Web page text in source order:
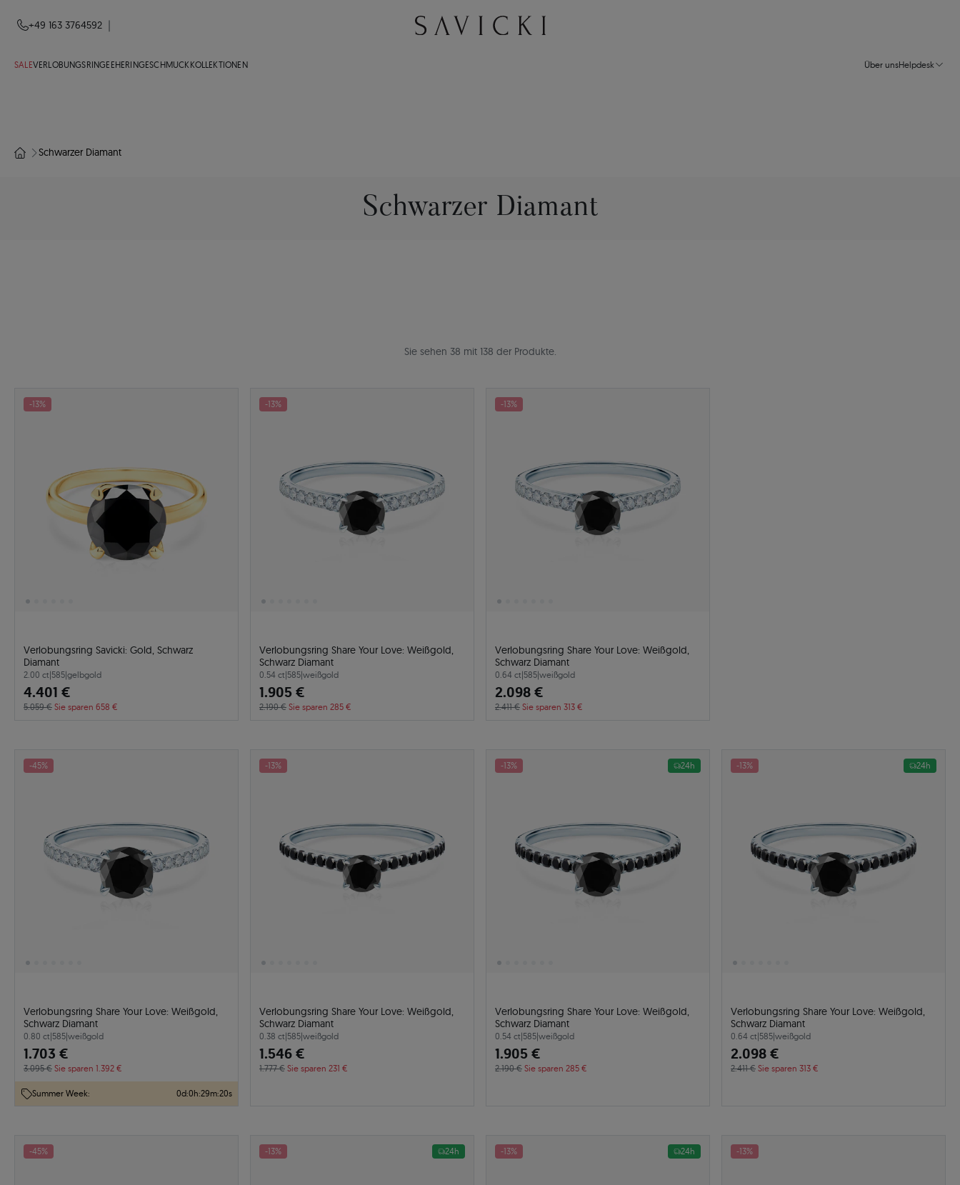
+49 163 3764592
SALEVERLOBUNGSRINGE EHERINGESCHMUCKKOLLEKTIONEN Über unsHelpdesk
Schwarzer Diamant
Schwarzer Diamant
Sie sehen 38 mit 138 der Produkte.
-13%
Verlobungsring Savicki: Gold, Schwarz
Diamant
2.00 ct|585|gelbgold
4.401 €
5.059 € Sie sparen 658 €
-13%
Verlobungsring Share Your Love: Weißgold,
Schwarz Diamant
0.54 ct|585|weißgold
1.905 €
2.190 € Sie sparen 285 €
-13%
Verlobungsring Share Your Love: Weißgold,
Schwarz Diamant
0.64 ct|585|weißgold
2.098 €
2.411 € Sie sparen 313 €
-45%
Verlobungsring Share Your Love: Weißgold,
Schwarz Diamant
0.80 ct|585|weißgold
1.703 €
3.095 € Sie sparen 1.392 €
Summer Week: 0d:0h:29m:19s
-13%
Verlobungsring Share Your Love: Weißgold,
Schwarz Diamant
0.38 ct|585|weißgold
1.546 €
1.777 € Sie sparen 231 €
-13% 24h
Verlobungsring Share Your Love: Weißgold,
Schwarz Diamant
0.54 ct|585|weißgold
1.905 €
2.190 € Sie sparen 285 €
-13% 24h
Verlobungsring Share Your Love: Weißgold,
Schwarz Diamant
0.64 ct|585|weißgold
2.098 €
2.411 € Sie sparen 313 €
-45% -13% 24h -13% 24h -13%